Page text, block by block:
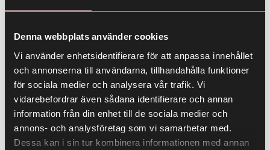
Denna webbplats använder cookies
Vi använder enhetsidentifierare för att anpassa innehållet
och annonserna till användarna, tillhandahålla funktioner
för sociala medier och analysera vår trafik. Vi
vidarebefordrar även sådana identifierare och annan
information från din enhet till de sociala medier och
annons- och analysföretag som vi samarbetar med.
Dessa kan i sin tur kombinera informationen med annan
28
Lindens övre plan